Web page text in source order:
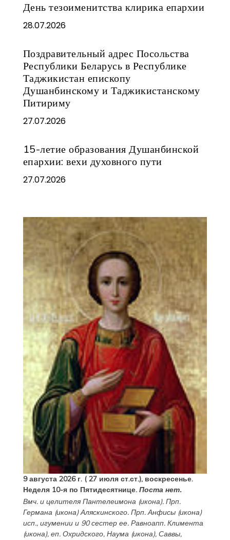
День тезоименитства клирика епархии
28.07.2026
Поздравительный адрес Посольства
Республики Беларусь в Республике
Таджикистан епископу
Душанбинскому и Таджикистанскому
Питириму
27.07.2026
15-летие образования Душанбинской
епархии: вехи духовного пути
27.07.2026
9 августа 2026 г. ( 27 июля ст.ст.), воскресенье.
Неделя 10-я по Пятидесятнице. Поста нет.
Вмч. и целителя Пантелеимона(икона). Прп.
Германа(икона) Аляскинского. Прп.Анфисы(икона)
исп., игумении и 90 сестер ее. Равноапп. Климента
(икона), еп. Охридского, Наума(икона), Саввы,